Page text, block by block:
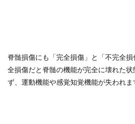
脊髄損傷にも「完全損傷」と「不完全
全損傷だと脊髄の機能が完全に壊れた
ず、運動機能や感覚知覚機能が失われま